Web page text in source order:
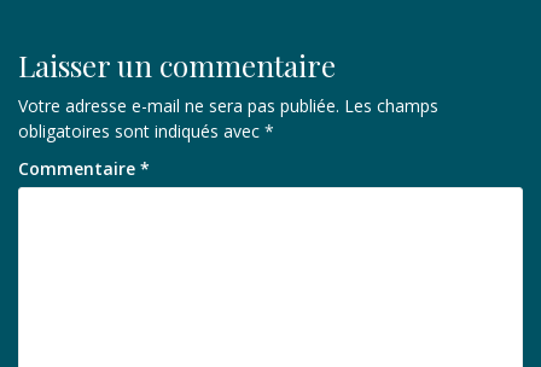
Laisser un commentaire
Votre adresse e-mail ne sera pas publiée. Les champs
obligatoires sont indiqués avec *
Commentaire *